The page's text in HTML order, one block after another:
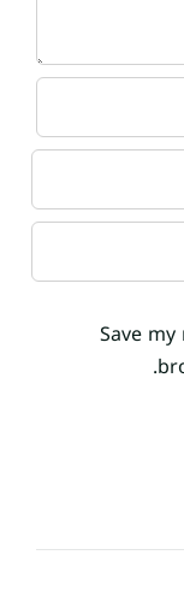
Save